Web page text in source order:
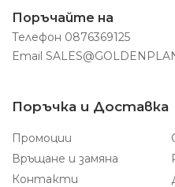
Поръчайте на
Телефон 0876369125
Email
Поръчка и Доставка
Промоции
Връщане и замяна
Контакти